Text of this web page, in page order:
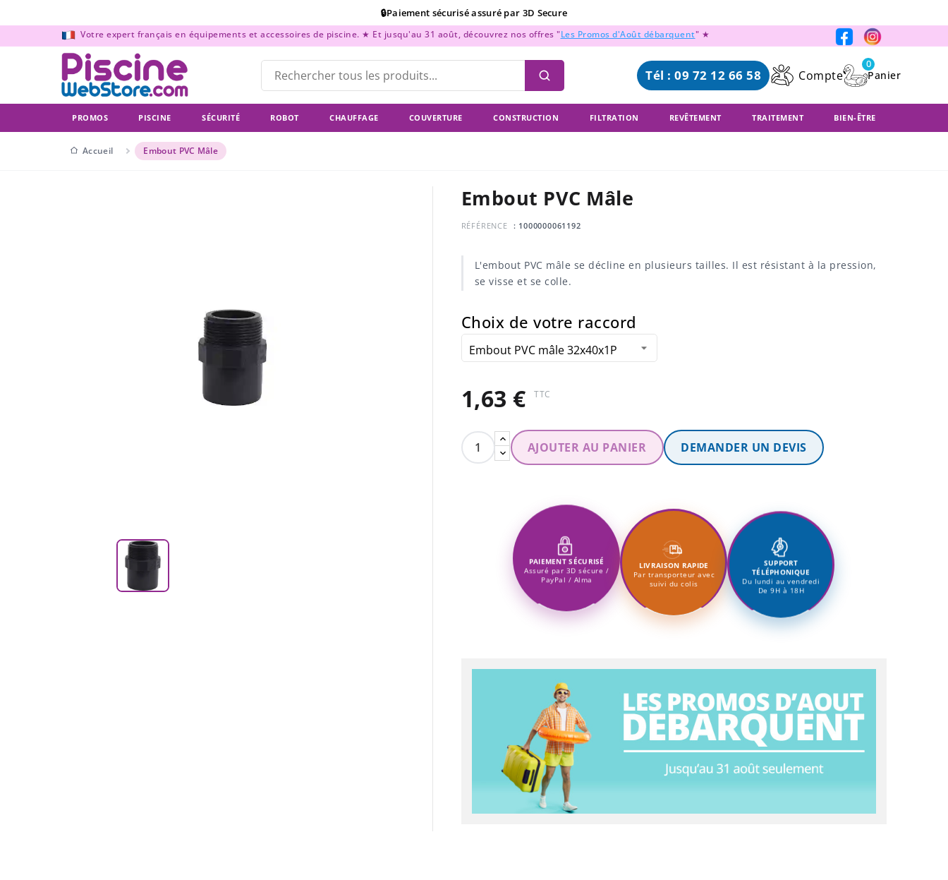
🔒Paiement sécurisé assuré par 3D Secure
📞Support Téléphonique : Du lundi au vendredi de 9h à 18h
💳Paiement en 2x, 3x, et 4x sans frais !
Votre expert français en équipements et accessoires de piscine. ★ Et jusqu'au 31 août, découvrez nos offres "Les Promos d'Août débarquent" ★
Tél : 09 72 12 66 58 Compte
0
PROMOS PISCINE SÉCURITÉ ROBOT CHAUFFAGE COUVERTURE CONSTRUCTION FILTRATION REVÊTEMENT TRAITEMENT BIEN-ÊTRE
Accueil Embout PVC Mâle
Embout PVC Mâle
RÉFÉRENCE : 1000000061192
L'embout PVC mâle se décline en plusieurs tailles. Il est résistant à la pression,
se visse et se colle.
Choix de votre raccord
1,63 € TTC
AJOUTER AU PANIER DEMANDER UN DEVIS
PAIEMENT SÉCURISÉ
Assuré par 3D sécure /
PayPal / Alma
LIVRAISON RAPIDE
Par transporteur avec
suivi du colis
SUPPORT
TÉLÉPHONIQUE
Du lundi au vendredi
De 9H à 18H